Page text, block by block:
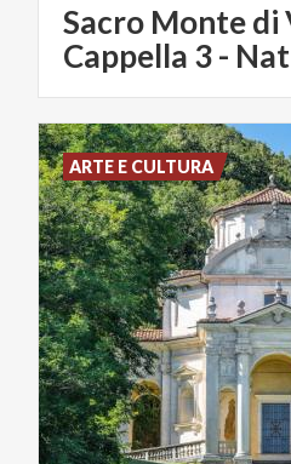
Sacro Monte di
Cappella 3 -
ARTE E CULTURA